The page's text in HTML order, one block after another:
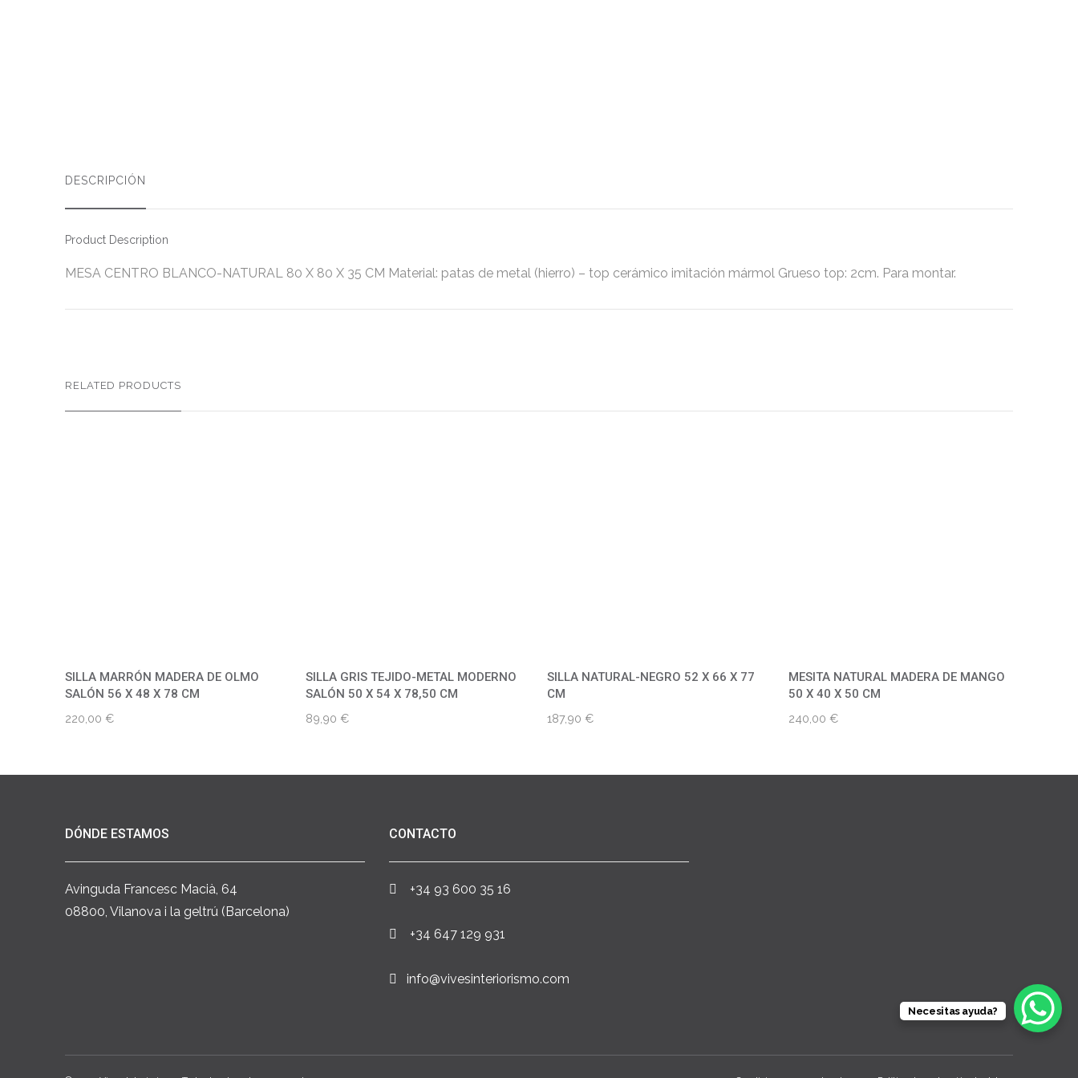
DESCRIPCIÓN
Product Description
MESA CENTRO BLANCO-NATURAL 80 X 80 X 35 CM Material: patas de metal (hierro) – top cerámico imitación mármol Grueso top: 2cm. Para montar.
RELATED PRODUCTS
SILLA MARRÓN MADERA DE OLMO
SALÓN 56 X 48 X 78 CM
220,00 €
SILLA GRIS TEJIDO-METAL MODERNO
SALÓN 50 X 54 X 78,50 CM
89,90€
SILLA NATURAL-NEGRO 52 X 66 X 77
CM
187,90 €
MESITA NATURAL MADERA DE MANGO
50 X 40 X 50 CM
240,00 €
DÓNDE ESTAMOS
Avinguda Francesc Macià, 64
08800, Vilanova i la geltrú (Barcelona)
CONTACTO
+34 93 600 35 16
+34 647 129 931
info@vivesinteriorismo.com
Necesitas ayuda?